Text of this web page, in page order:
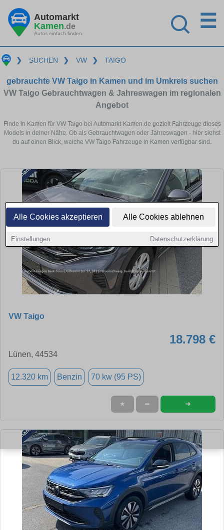
Alle Cookies akzeptieren Alle Cookies ablehnen
Einstellungen Datenschutzerklärung
Automarkt
Kamen.de
Autos einfach finden
☰
❯ SUCHEN ❯ VW ❯ TAIGO
gebrauchte VW Taigo in Kamen und im Umkreis suchen
VW Taigo Gebrauchtwagen & Jahreswagen im regionalen
Angebot
Finde in Kamen für VW Taigo bei Automarkt-Kamen.de gezielt Fahrzeuge dieses
Models in deiner Nähe. Ob als Gebrauchtwagen oder Jahreswagen - hier siehst
du auf einen Blick, welche VW Taigo Fahrzeuge in Kamen verfügbar sind.
VW Taigo
18.798 €
Lünen, 44534
12.320 km Benzin 70 kw (95 PS)
★ ➦ ➜